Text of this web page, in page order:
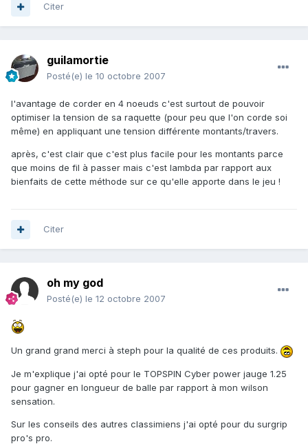
Citer
guilamortie
Posté(e) le 10 octobre 2007
l'avantage de corder en 4 noeuds c'est surtout de pouvoir
optimiser la tension de sa raquette (pour peu que l'on corde soi
même) en appliquant une tension différente montants/travers.
après, c'est clair que c'est plus facile pour les montants parce
que moins de fil à passer mais c'est lambda par rapport aux
bienfaits de cette méthode sur ce qu'elle apporte dans le jeu !
Citer
oh my god
Posté(e) le 12 octobre 2007
Un grand grand merci à steph pour la qualité de ces produits.
Je m'explique j'ai opté pour le TOPSPIN Cyber power jauge 1.25
pour gagner en longueur de balle par rapport à mon wilson
sensation.
Sur les conseils des autres classimiens j'ai opté pour du surgrip
pro's pro.